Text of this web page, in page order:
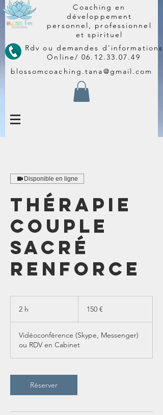
Coaching en
développement
personnel, professionnel
et spirituel
Online/06.12.33.07.49
Rdv ou demandes d'informations
blossomcoaching.tana@gmail.com
Disponible en ligne
Thérapie
Couple
Sacré
RENFORCE
2 h 150 €
Vidéoconférence (Skype, Messenger)
ou RDV en Cabinet
Réserver